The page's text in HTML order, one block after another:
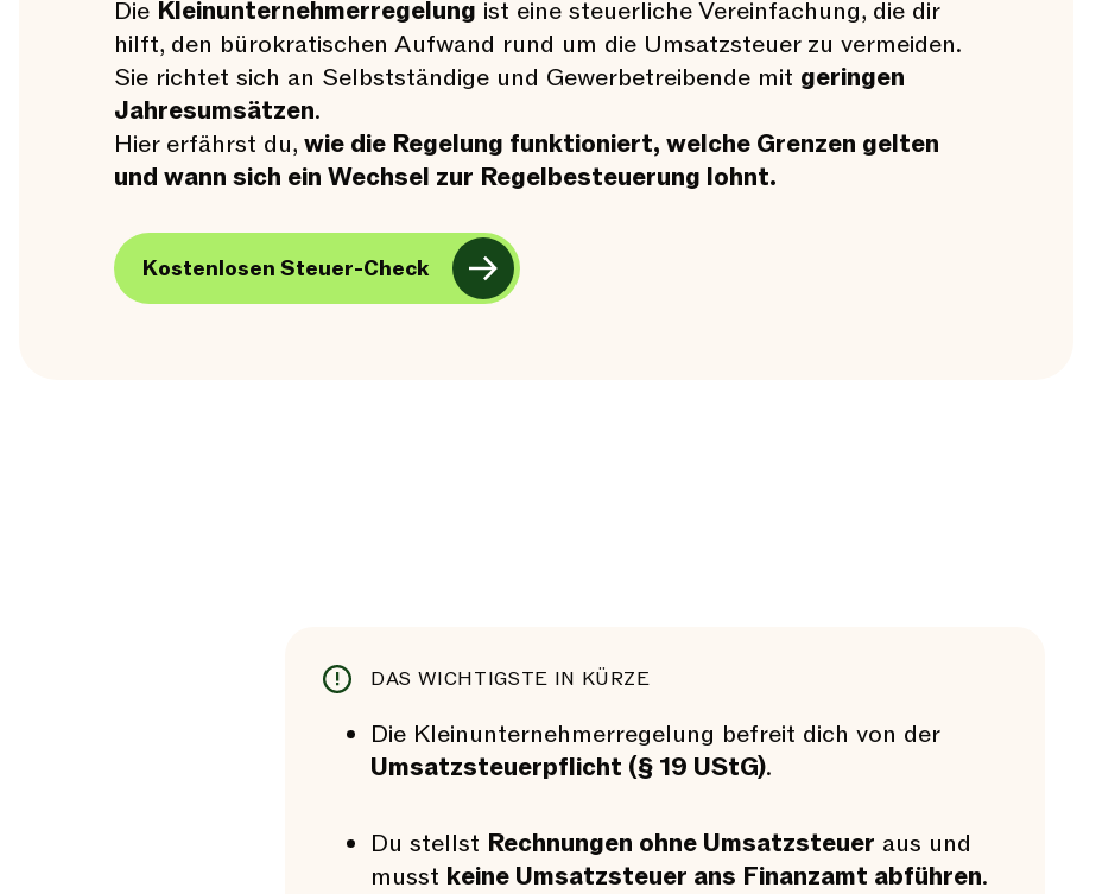
Die Kleinunternehmerregelung ist eine steuerliche Vereinfachung, die dir
hilft, den bürokratischen Aufwand rund um die Umsatzsteuer zu vermeiden.
Sie richtet sich an Selbstständige und Gewerbetreibende mit geringen
Jahresumsätzen.
Hier erfährst du, wie die Regelung funktioniert, welche Grenzen gelten
und wann sich ein Wechsel zur Regelbesteuerung lohnt.
Kostenlosen Steuer-Check
DAS WICHTIGSTE IN KÜRZE
Die Kleinunternehmerregelung befreit dich von der
Umsatzsteuerpflicht (§ 19 UStG).
Du stellst Rechnungen ohne Umsatzsteuer aus und
musst keine Umsatzsteuer ans Finanzamt abführen.